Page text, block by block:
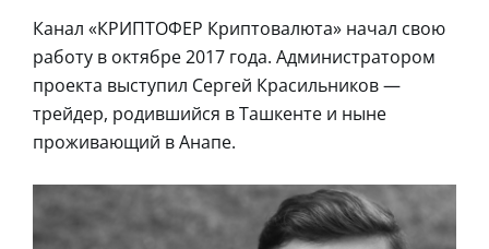
Канал «КРИПТОФЕР Криптовалюта» начал свою
работу в октябре 2017 года. Администратором
проекта выступил Сергей Красильников —
трейдер, родившийся в Ташкенте и ныне
проживающий в Анапе.